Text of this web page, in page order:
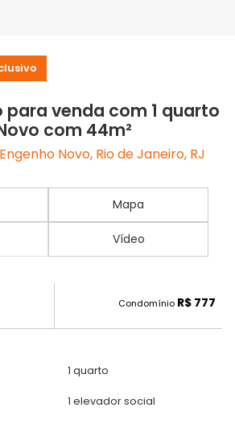
venda com 1 quarto
com 44m²
Novo, Rio de Janeiro, RJ
Mapa
Vídeo
Condomínio R$ 777
1 quarto
1 elevador social